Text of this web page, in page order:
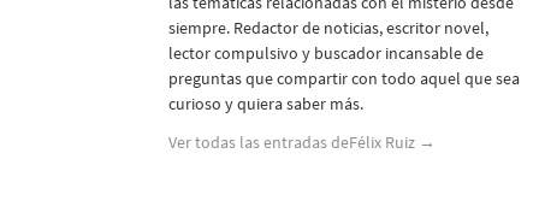
siempre. Redactor de noticias, escritor novel,
lector compulsivo y buscador incansable de
preguntas que compartir con todo aquel que sea
curioso y quiera saber más.
Ver todas las entradas deFélix Ruiz →